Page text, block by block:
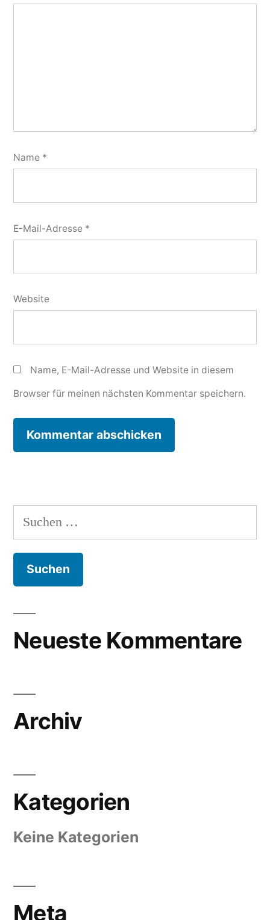
Name *
E-Mail-Adresse *
Website
Name, E-Mail-Adresse und Website in diesem
Browser für meinen nächsten Kommentar speichern.
Suchen
nach:
Neueste Kommentare
Archiv
Kategorien
Keine Kategorien
Meta